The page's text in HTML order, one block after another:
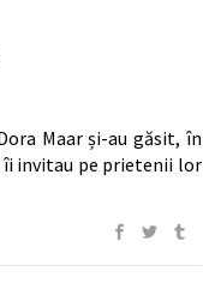
Maar și-au găsit, în
îi invitau pe prietenii lor